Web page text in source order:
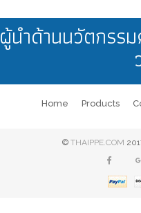
นำด้านนวัตกรร
Home Products
© THAIPPE.COM